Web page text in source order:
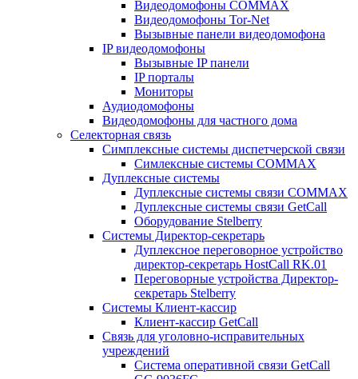
Видеодомофоны COMMAX
Видеодомофоны Tor-Net
Вызывные панели видеодомофона
IP видеодомофоны
Вызывные IP панели
IP порталы
Мониторы
Аудиодомофоны
Видеодомофоны для частного дома
Селекторная связь
Симплексные системы диспетчерской связи
Симлексные системы COMMAX
Дуплексные системы
Дуплексные системы связи COMMAX
Дуплексные системы связи GetCall
Оборудование Stelberry
Системы Директор-секретарь
Дуплексное переговорное устройство
директор-секретарь HostCall RK.01
Переговорные устройства Директор-
секретарь Stelberry
Системы Клиент-кассир
Клиент-кассир GetCall
Связь для уголовно-исправительных
учреждений
Система оперативной связи GetCall